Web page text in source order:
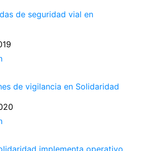
de seguridad vial en
de vigilancia en Solidaridad
implementa operativo